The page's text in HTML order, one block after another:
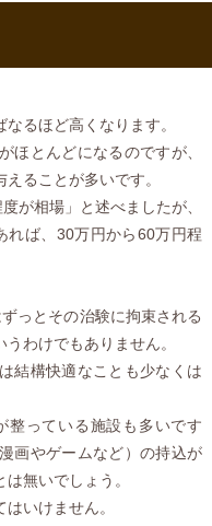
るほど高くなります。
ほとんどになるのですが、
ることが多いです。
が相場」と述べましたが、
れば、30万円から60万円程
っとその治験に拘束される
わけでもありません。
結構快適なことも少なくは
整っている施設も多いです
画やゲームなど）の持込が
無いでしょう。
いけません。